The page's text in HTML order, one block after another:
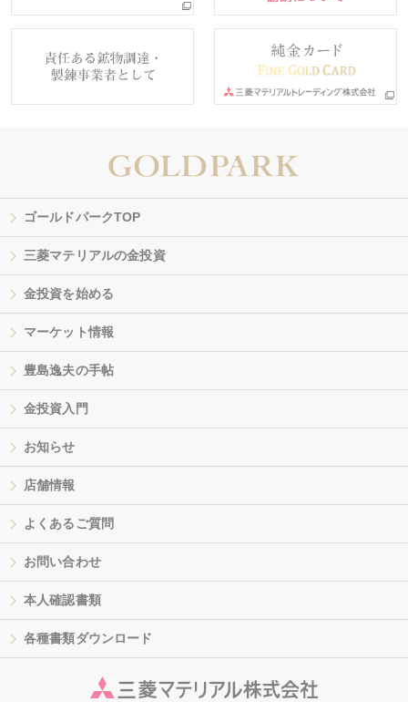
ゴールドパークTOP
三菱マテリアルの金投資
金投資を始める
マーケット情報
豊島逸夫の手帖
金投資入門
お知らせ
店舗情報
よくあるご質問
お問い合わせ
本人確認書類
各種書類ダウンロード